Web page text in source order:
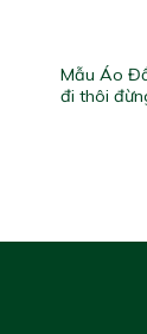
Mẫu Áo
đi thôi